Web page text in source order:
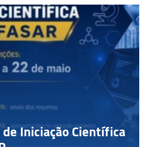
Iniciação Científica